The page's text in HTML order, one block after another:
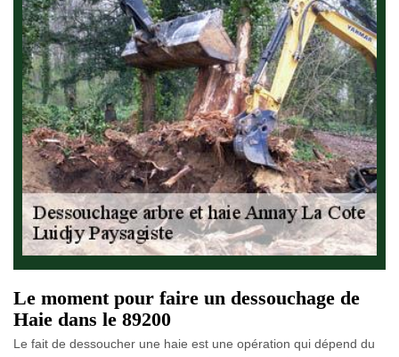
Le moment pour faire un dessouchage de
Haie dans le 89200
Le fait de dessoucher une haie est une opération qui dépend du